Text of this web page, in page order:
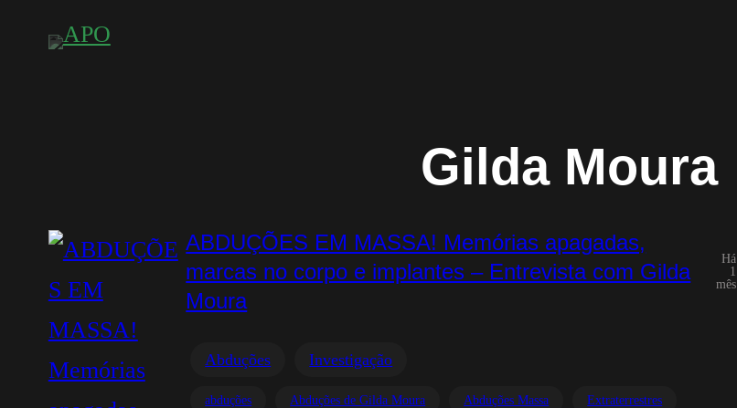
Gilda Moura
ABDUÇÕES EM MASSA! Memórias apagadas,
marcas no corpo e implantes – Entrevista com Gilda
Moura
Há
1
mês
Abduções Investigação
abduções Abduções de Gilda Moura Abduções Massa Extraterrestres